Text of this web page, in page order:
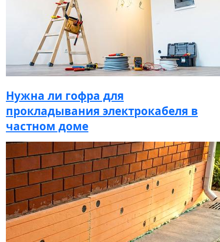
Нужна ли гофра для
прокладывания электрокабеля в
частном доме